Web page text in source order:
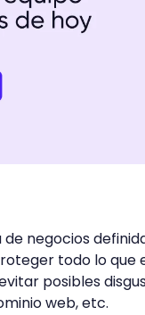
negocios
todo lo que
posibles
web, etc.